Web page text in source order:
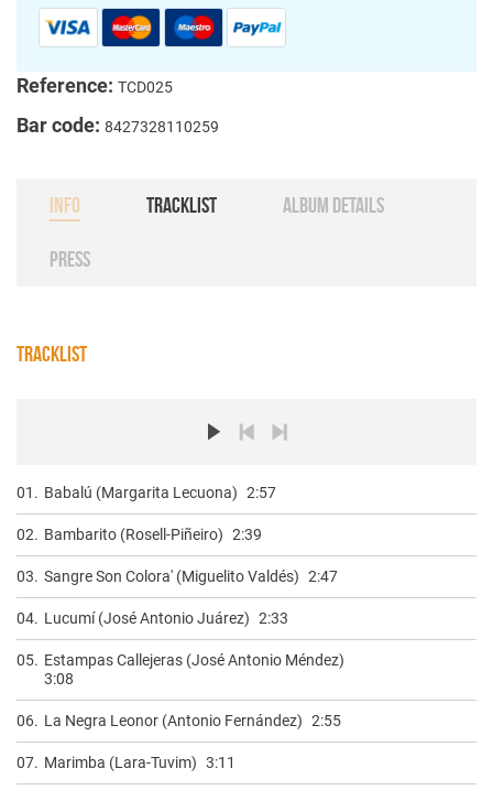
Reference: TCD025
Bar code: 8427328110259
INFO TRACKLIST ALBUM DETAILS
PRESS
TRACKLIST
01. Babalú (Margarita Lecuona) 2:57
02. Bambarito (Rosell-Piñeiro) 2:39
03. Sangre Son Colora' (Miguelito Valdés) 2:47
04. Lucumí (José Antonio Juárez) 2:33
05. Estampas Callejeras (José Antonio Méndez)
3:08
06. La Negra Leonor (Antonio Fernández) 2:55
07. Marimba (Lara-Tuvim) 3:11